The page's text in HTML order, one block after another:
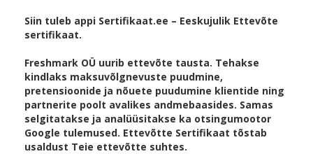
Siin tuleb appi Sertifikaat.ee – Eeskujulik Ettevõte
sertifikaat.
Freshmark OÜ uurib ettevõte tausta. Tehakse
kindlaks maksuvõlgnevuste puudmine,
pretensioonide ja nõuete puudumine klientide ning
partnerite poolt avalikes andmebaasides. Samas
selgitatakse ja analüüsitakse ka otsingumootor
Google tulemused. Ettevõtte Sertifikaat tõstab
usaldust Teie ettevõtte suhtes.